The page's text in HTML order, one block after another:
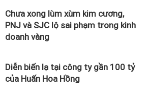
Chưa xong lùm xùm kim cương,
PNJ và SJC lộ sai phạm trong kinh
doanh vàng
Diễn biến lạ tại công ty gần 100 tỷ
của Huấn Hoa Hồng